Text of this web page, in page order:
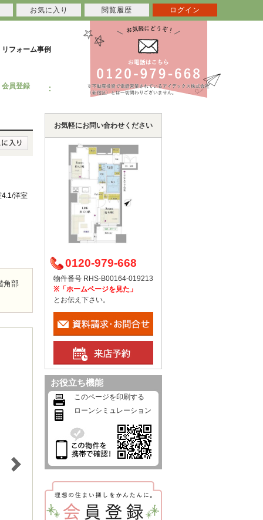
リフォーム事例
会員登録
洋室
角部
お気軽にお問い合わせください
0120-979-668
物件番号 RHS-B00164-019213
※「ホームページを見た」
とお伝え下さい。
お役立ち機能
このページを印刷する
ローンシミュレーション
お気に入り 閲覧履歴 ログイン